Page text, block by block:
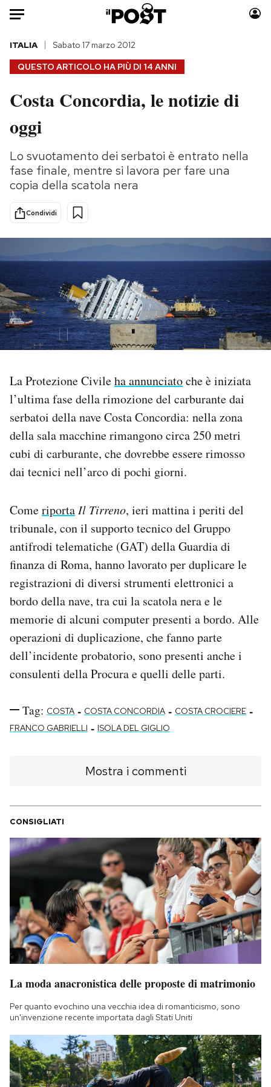
HOME
Italia
Politica
Tecnologia
Internet
Scienza
Cultura
Economia
Moda
Storie/Idee
Ok Boomer!
PODCAST
NEWSLETTER
I MIEI PREFERITI
SHOP
CALENDARIO
Newsletter
Notifiche mobile
Regala il Post
Hai bisogno di aiuto?
Esci
QUESTO ARTICOLO HA PIÙ DI 14 ANNI
ITALIA Sabato 17 marzo 2012
Costa Concordia, le notizie di
oggi
Lo svuotamento dei serbatoi è entrato nella
fase finale, mentre si lavora per fare una
copia della scatola nera
Condividi
La Protezione Civileha annunciatoche è iniziata
l’ultima fase della rimozione del carburante dai
serbatoi della nave Costa Concordia: nella zona
della sala macchine rimangono circa 250 metri
cubi di carburante, che dovrebbe essere rimosso
dai tecnici nell’arco di pochi giorni.
Comeriporta Il Tirreno, ieri mattina i periti del
tribunale, con il supporto tecnico del Gruppo
antifrodi telematiche (GAT) della Guardia di
finanza di Roma, hanno lavorato per duplicare le
registrazioni di diversi strumenti elettronici a
bordo della nave, tra cui la scatola nera e le
memorie di alcuni computer presenti a bordo. Alle
operazioni di duplicazione, che fanno parte
dell’incidente probatorio, sono presenti anche i
consulenti della Procura e quelli delle parti.
Tag: COSTA - COSTA CONCORDIA - COSTA CROCIERE -
FRANCO GABRIELLI - ISOLA DEL GIGLIO
Mostra i commenti
CONSIGLIATI
La moda anacronistica delle proposte di matrimonio
Per quanto evochino una vecchia idea di romanticismo, sono
un'invenzione recente importata dagli Stati Uniti